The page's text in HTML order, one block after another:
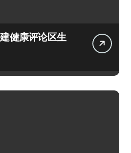
健康评论区生